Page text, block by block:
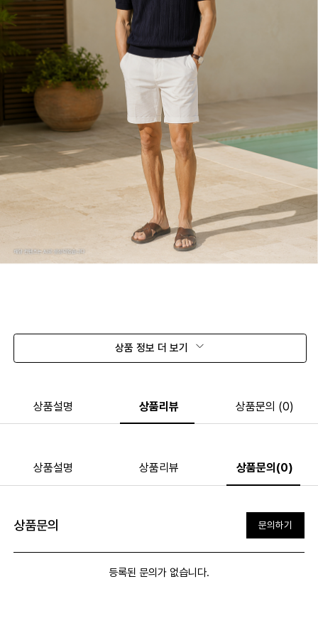
상품 정보 더 보기
상품설명 상품리뷰 상품문의 (0)
상품설명 상품리뷰 상품문의(0)
상품문의 문의하기
등록된 문의가 없습니다.